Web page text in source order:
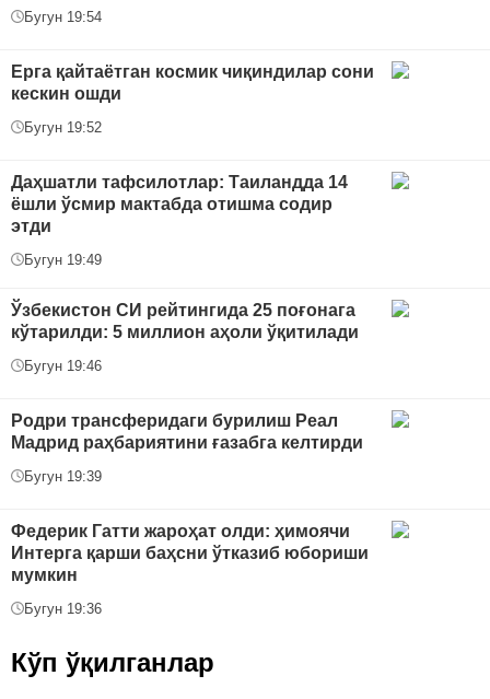
Бугун 19:54
Ерга қайтаётган космик чиқиндилар сони
кескин ошди
Бугун 19:52
Даҳшатли тафсилотлар: Таиландда 14
ёшли ўсмир мактабда отишма содир
этди
Бугун 19:49
Ўзбекистон СИ рейтингида 25 поғонага
кўтарилди: 5 миллион аҳоли ўқитилади
Бугун 19:46
Родри трансферидаги бурилиш Реал
Мадрид раҳбариятини ғазабга келтирди
Бугун 19:39
Федерик Гатти жароҳат олди: ҳимоячи
Интерга қарши баҳсни ўтказиб юбориши
мумкин
Бугун 19:36
Кўп ўқилганлар